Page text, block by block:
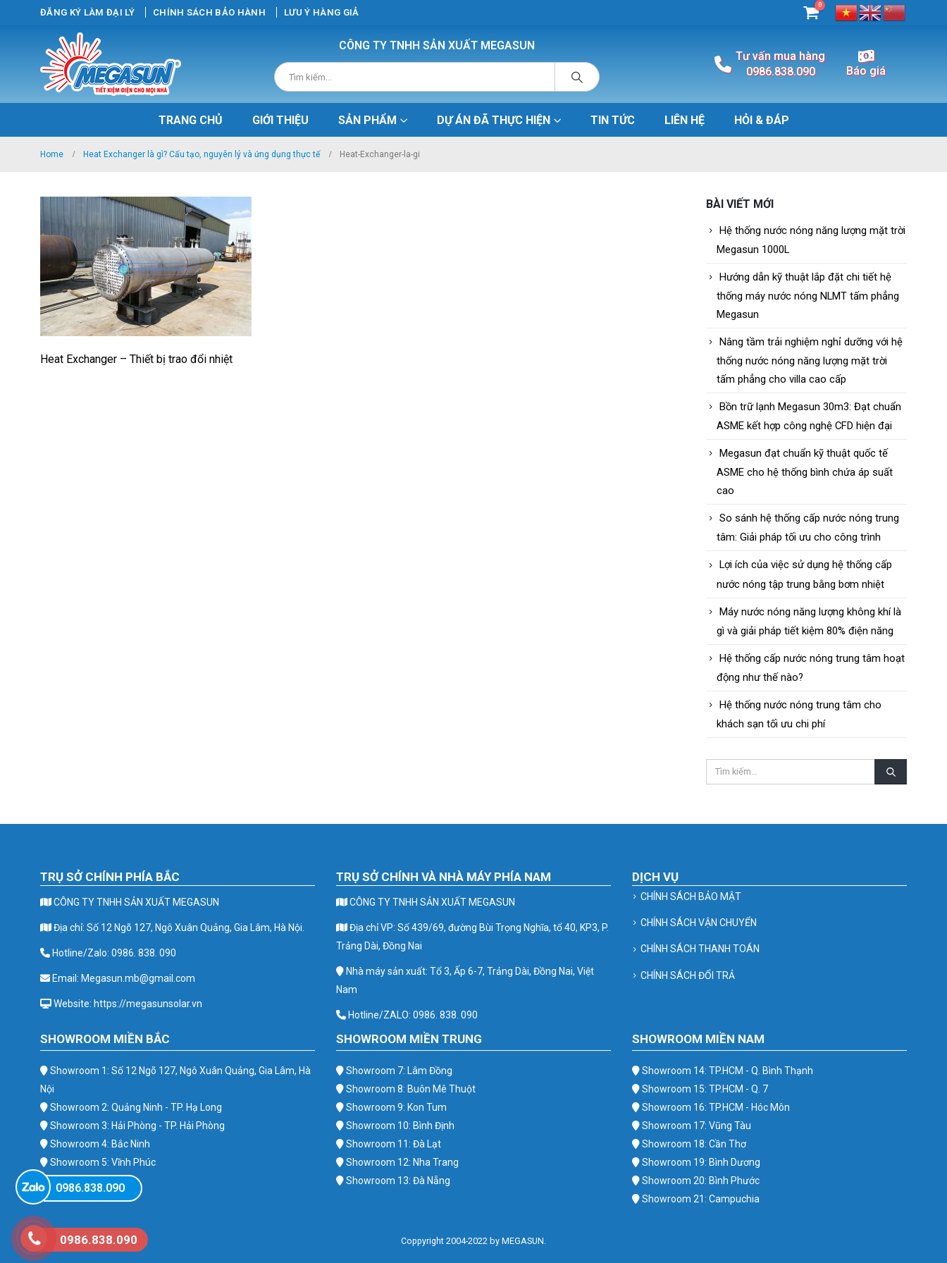
ĐĂNG KÝ LÀM ĐẠI LÝ CHÍNH SÁCH BẢO HÀNH LƯU Ý HÀNG GIẢ
0
CÔNG TY TNHH SẢN XUẤT MEGASUN
Tư vấn mua hàng
0986.838.090
Báo giá
TRANG CHỦ GIỚI THIỆU SẢN PHẨM DỰ ÁN ĐÃ THỰC HIỆN TIN TỨC LIÊN HỆ HỎI & ĐÁP
Home Heat Exchanger là gì? Cấu tạo, nguyên lý và ứng dụng thực tế Heat-Exchanger-la-gi
Heat Exchanger – Thiết bị trao đổi nhiệt
BÀI VIẾT MỚI
Hệ thống nước nóng năng lượng mặt trời
Megasun 1000L
Hướng dẫn kỹ thuật lắp đặt chi tiết hệ
thống máy nước nóng NLMT tấm phẳng
Megasun
Nâng tầm trải nghiệm nghỉ dưỡng với hệ
thống nước nóng năng lượng mặt trời
tấm phẳng cho villa cao cấp
Bồn trữ lạnh Megasun 30m3: Đạt chuẩn
ASME kết hợp công nghệ CFD hiện đại
Megasun đạt chuẩn kỹ thuật quốc tế
ASME cho hệ thống bình chứa áp suất
cao
So sánh hệ thống cấp nước nóng trung
tâm: Giải pháp tối ưu cho công trình
Lợi ích của việc sử dụng hệ thống cấp
nước nóng tập trung bằng bơm nhiệt
Máy nước nóng năng lượng không khí là
gì và giải pháp tiết kiệm 80% điện năng
Hệ thống cấp nước nóng trung tâm hoạt
động như thế nào?
Hệ thống nước nóng trung tâm cho
khách sạn tối ưu chi phí
TRỤ SỞ CHÍNH PHÍA BẮC
CÔNG TY TNHH SẢN XUẤT MEGASUN
Địa chỉ: Số 12 Ngõ 127, Ngô Xuân Quảng, Gia Lâm, Hà Nội.
Hotline/Zalo: 0986. 838. 090
Email: Megasun.mb@gmail.com
Website: https://megasunsolar.vn
TRỤ SỞ CHÍNH VÀ NHÀ MÁY PHÍA NAM
CÔNG TY TNHH SẢN XUẤT MEGASUN
Địa chỉ VP: Số 439/69, đường Bùi Trọng Nghĩa, tổ 40, KP3, P.
Trảng Dài, Đồng Nai
Nhà máy sản xuất: Tổ 3, Ấp 6-7, Trảng Dài, Đồng Nai, Việt
Nam
Hotline/ZALO: 0986. 838. 090
DỊCH VỤ
CHÍNH SÁCH BẢO MẬT
CHÍNH SÁCH VẬN CHUYỂN
CHÍNH SÁCH THANH TOÁN
CHÍNH SÁCH ĐỔI TRẢ
SHOWROOM MIỀN BẮC
Showroom 1: Số 12 Ngõ 127, Ngô Xuân Quảng, Gia Lâm, Hà
Nội
Showroom 2: Quảng Ninh - TP. Hạ Long
Showroom 3: Hải Phòng - TP. Hải Phòng
Showroom 4: Bắc Ninh
Showroom 5: Vĩnh Phúc
Showroom 6: Ba Vì
SHOWROOM MIỀN TRUNG
Showroom 7: Lâm Đồng
Showroom 8: Buôn Mê Thuột
Showroom 9: Kon Tum
Showroom 10: Bình Định
Showroom 11: Đà Lạt
Showroom 12: Nha Trang
Showroom 13: Đà Nẵng
SHOWROOM MIỀN NAM
Showroom 14: TP.HCM - Q. Bình Thạnh
Showroom 15: TP.HCM - Q. 7
Showroom 16: TP.HCM - Hóc Môn
Showroom 17: Vũng Tàu
Showroom 18: Cần Thơ
Showroom 19: Bình Dương
Showroom 20: Bình Phước
Showroom 21: Campuchia
Coppyright 2004-2022 by MEGASUN.
0986.838.090
0986.838.090